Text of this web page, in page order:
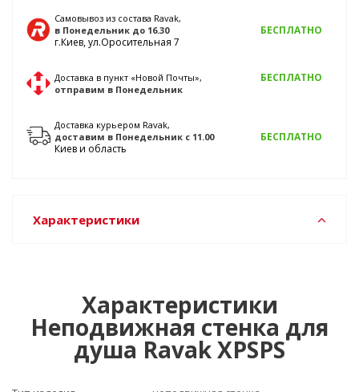
Самовывоз из состава Ravak,
в Понедельник до 16.30
г.Киев, ул.Оросительная 7
БЕСПЛАТНО
Доставка в пункт «Новой Почты»,
отправим в Понедельник
БЕСПЛАТНО
Доставка курьером Ravak,
доставим в Понедельник с 11.00
Киев и область
БЕСПЛАТНО
Характеристики
Характеристики
Неподвижная стенка для
душа Ravak XPSPS